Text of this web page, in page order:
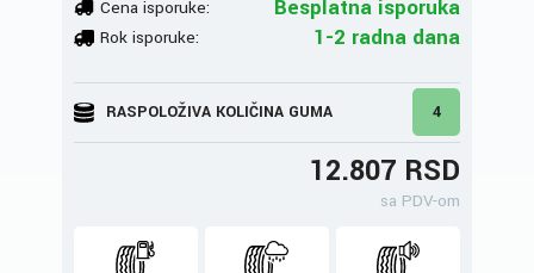
Cena isporuke: Besplatna isporuka
Rok isporuke: 1-2 radna dana
RASPOLOŽIVA KOLIČINA GUMA 4
12.807 RSD
sa PDV-om